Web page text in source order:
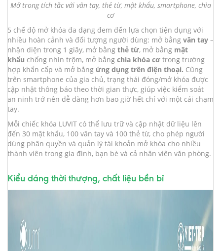
Mở trong tích tắc với vân tay, thẻ từ, mật khẩu, smartphone, chìa
cơ
5 chế độ mở khóa đa dạng đem đến lựa chọn tiện dụng với
nhiều hoàn cảnh và đối tượng người dùng: mở bằng vân tay –
nhận diện trong 1 giây, mở bằng thẻ từ, mở bằng mật
khẩu chống nhìn trộm, mở bằng chìa khóa cơ trong trường
hợp khẩn cấp và mở bằng ứng dụng trên điện thoại. Cũng
trên smartphone của gia chủ, trạng thái đóng/mở khóa được
cập nhật thông báo theo thời gian thực, giúp việc kiểm soát
an ninh trở nên dễ dàng hơn bao giờ hết chỉ với một cái chạm
tay.
Mỗi chiếc khóa LUVIT có thể lưu trữ và cập nhật dữ liệu lên
đến 30 mật khẩu, 100 vân tay và 100 thẻ từ, cho phép người
dùng phân quyền và quản lý tài khoản mở khóa cho nhiều
thành viên trong gia đình, bạn bè và cả nhân viên văn phòng.
Kiểu dáng thời thượng, chất liệu bền bỉ